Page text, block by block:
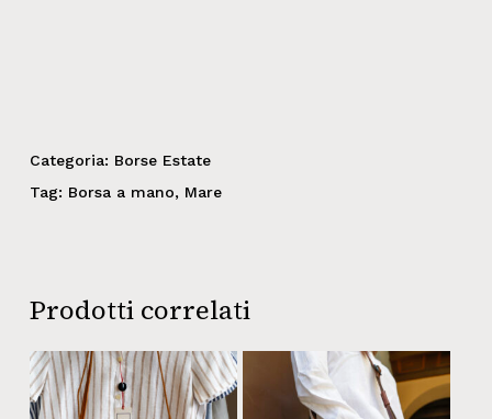
Categoria: Borse Estate
Tag: Borsa a mano, Mare
Prodotti correlati